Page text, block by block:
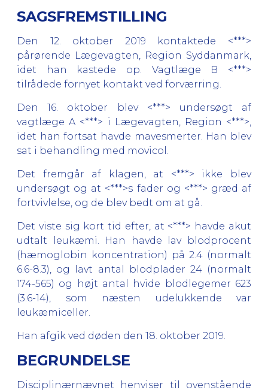
SAGSFREMSTILLING
Den 12. oktober 2019 kontaktede <***>
pårørende Lægevagten, Region Syddanmark,
idet han kastede op. Vagtlæge B <***>
tilrådede fornyet kontakt ved forværring.
Den 16. oktober blev <***> undersøgt af
vagtlæge A <***> i Lægevagten, Region <***>,
idet han fortsat havde mavesmerter. Han blev
sat i behandling med movicol.
Det fremgår af klagen, at <***> ikke blev
undersøgt og at <***>s fader og <***> græd af
fortvivlelse, og de blev bedt om at gå.
Det viste sig kort tid efter, at <***> havde akut
udtalt leukæmi. Han havde lav blodprocent
(hæmoglobin koncentration) på 2.4 (normalt
6.6-8.3), og lavt antal blodplader 24 (normalt
174-565) og højt antal hvide blodlegemer 623
(3.6-14), som næsten udelukkende var
leukæmiceller.
Han afgik ved døden den 18. oktober 2019.
BEGRUNDELSE
Disciplinærnævnet henviser til ovenstående